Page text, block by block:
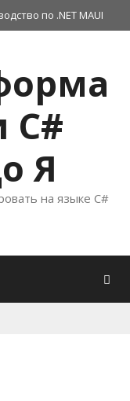
по .NET MAUI
C#
Я
на языке C#